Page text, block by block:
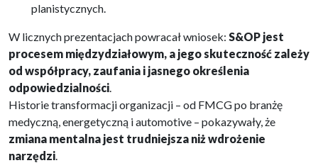
planistycznych.
W licznych prezentacjach powracał wniosek: S&OP jest
procesem międzydziałowym, a jego skuteczność zależy
od współpracy, zaufania i jasnego określenia
odpowiedzialności.
Historie transformacji organizacji – od FMCG po branżę
medyczną, energetyczną i automotive – pokazywały, że
zmiana mentalna jest trudniejsza niż wdrożenie
narzędzi.